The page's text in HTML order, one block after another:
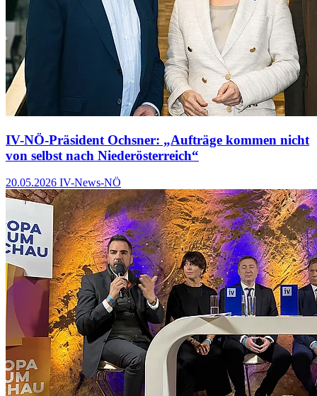
IV-NÖ-Präsident Ochsner: „Aufträge kommen nicht
von selbst nach Niederösterreich“
20.05.2026 IV-News-NÖ